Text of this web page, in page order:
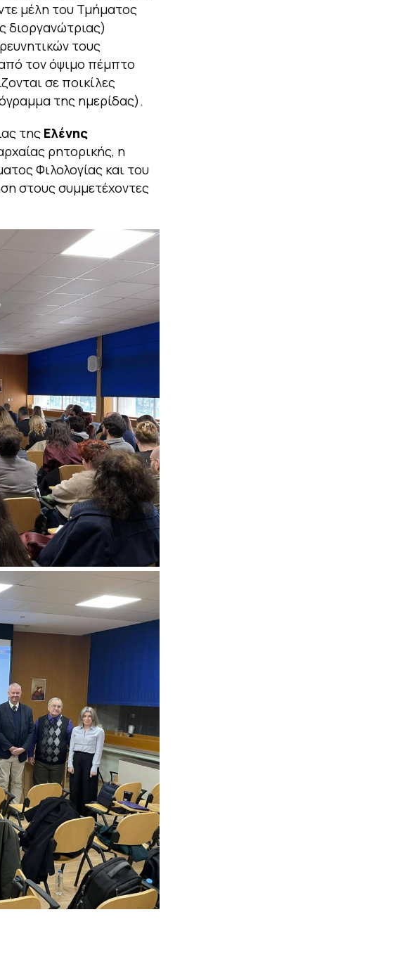
μέλη του Τμήματος
διοργανώτριας)
τους
τον όψιμο πέμπτο
σε ποικίλες
της ημερίδας).
της Ελένης
ρητορικής, η
Φιλολογίας και του
στους συμμετέχοντες